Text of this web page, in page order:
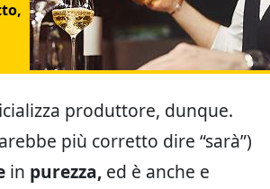
produttore, dunque.
più corretto dire “sarà”)
in purezza, ed è anche e